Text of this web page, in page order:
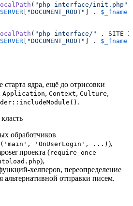
( "php_interface/init.php"
[ "DOCUMENT_ROOT" ] . $_fname
( "php_interface/"
.
[ "DOCUMENT_ROOT" ] . $_fname
старта ядра, ещё до отрисовки
Application, Context, Culture,
.
обработчиков
'OnUserLogin', ...) ),
проекта (require_once
),
хелперов, переопределение
альтернативной отправки писем.